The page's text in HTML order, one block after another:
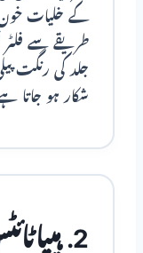
طریقے سے
جلد کی رنگت
شکار ہو جاتا
2. ہیپاٹائٹس کی علامات